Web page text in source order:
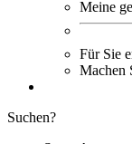
Meine
Für Sie
Machen
Suchen?